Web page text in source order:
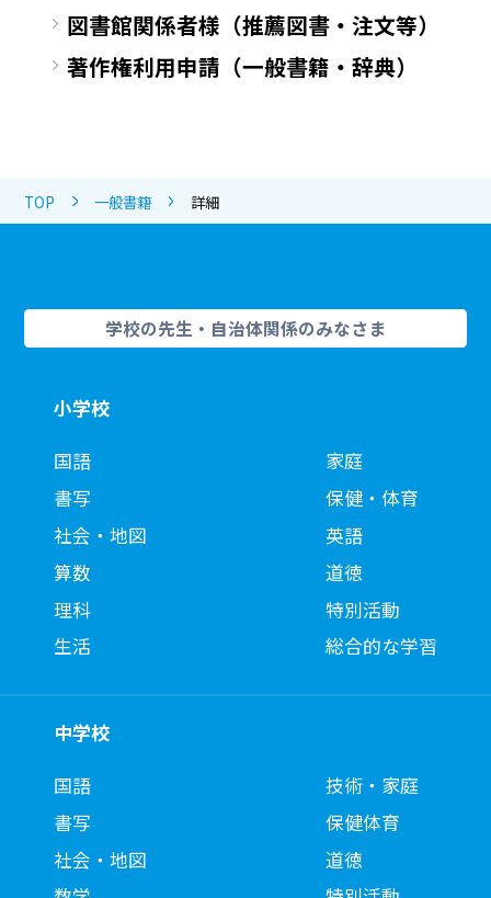
図書館関係者様（推薦図書・注文等）
著作権利用申請（一般書籍・辞典）
TOP 一般書籍 詳細
学校の先生・自治体関係のみなさま
小学校
国語
書写
社会・地図
算数
理科
生活
家庭
保健・体育
英語
道徳
特別活動
総合的な学習
中学校
国語
書写
社会・地図
技術・家庭
保健体育
道徳